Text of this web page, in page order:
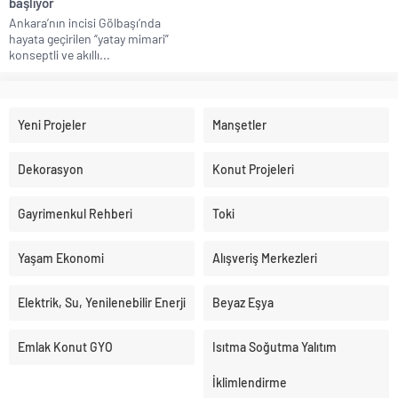
Ankara’nın incisi Gölbaşı’nda
hayata geçirilen “yatay mimari”
konseptli ve akıllı...
Yeni Projeler Manşetler
Dekorasyon Konut Projeleri
Gayrimenkul Rehberi Toki
Yaşam Ekonomi Alışveriş Merkezleri
Elektrik, Su, Yenilenebilir Enerji Beyaz Eşya
Emlak Konut GYO Isıtma Soğutma Yalıtım
İklimlendirme